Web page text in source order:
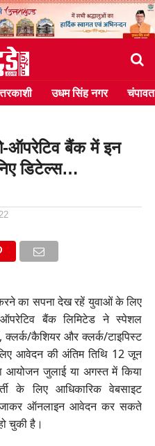
उधम सिंह नगर चंपावत
ऑपरेटिव बैंक में इन
डिटेल्स…
का सपना देख रहें युवाओं के लिए
बैंक लिमिटेड ने स्पेशल
कैशियर और क्लर्क/टाइपिस्ट
आवेदन की अंतिम तिथि 12 जून
आयोजन जुलाई या अगस्त में किया
के लिए आधिकारिक वेबसाइट
ऑनलाइन आवेदन कर सकते
चुकी है।